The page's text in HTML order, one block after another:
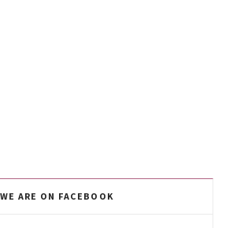
WE ARE ON FACEBOOK